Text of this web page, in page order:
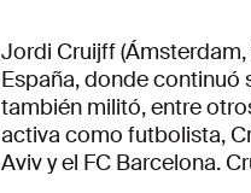
Jordi Cruijff
España, donde continuó
también militó, entre
activa como futbolista,
Aviv y el FC Barcelona.